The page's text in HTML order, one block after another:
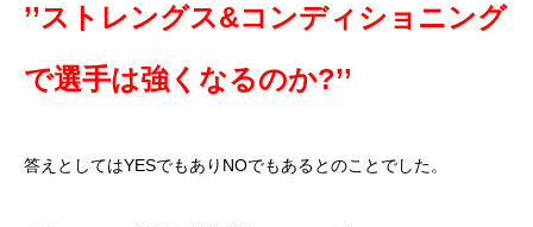
’’ストレングス&コンディショニング
で選手は強くなるのか?’’
答えとしてはYESでもありNOでもあるとのことでした。